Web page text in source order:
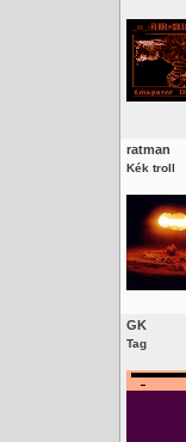
ratman
Kék troll
GK
Tag